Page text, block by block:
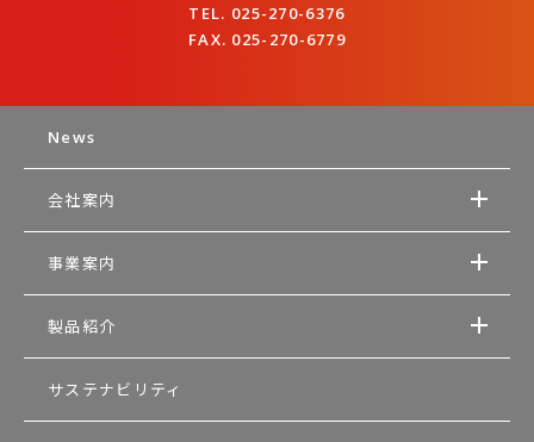
TEL. 025-270-6376
FAX. 025-270-6779
News
会社案内
事業案内
製品紹介
サステナビリティ